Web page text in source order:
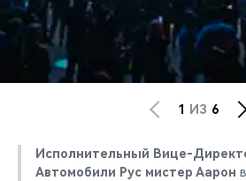
1 ИЗ 6
Исполнительный Вице-
Автомобили Рус мистер Аарон